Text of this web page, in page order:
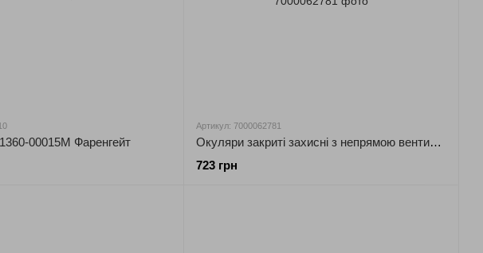
00015М Фаренгейт
Артикул: 7000062781
Окуляри закриті захисні з непрямою вентиляцією 71360-00011М Фаренгейт 3М
723 грн